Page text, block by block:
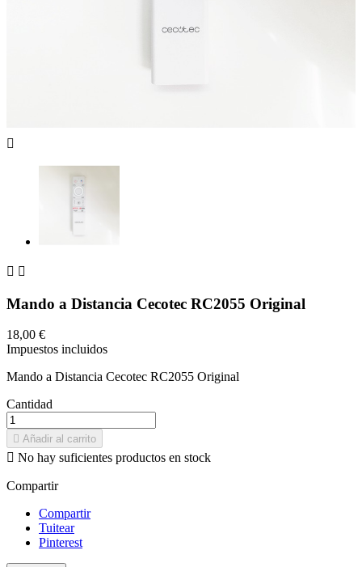

 
Mando a Distancia Cecotec RC2055 Original
18,00 €
Impuestos incluidos
Mando a Distancia Cecotec RC2055 Original
Cantidad
 Añadir al carrito
 No hay suficientes productos en stock
Compartir
Compartir
Tuitear
Pinterest